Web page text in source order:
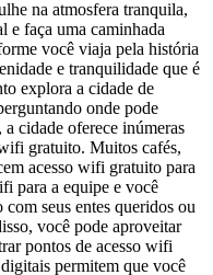
na atmosfera tranquila,
e faça uma caminhada
você viaja pela história
e tranquilidade que é
explora a cidade de
onde pode
cidade oferece inúmeras
gratuito. Muitos cafés,
acesso wifi gratuito para
para a equipe e você
seus entes queridos ou
você pode aproveitar
pontos de acesso wifi
permitem que você